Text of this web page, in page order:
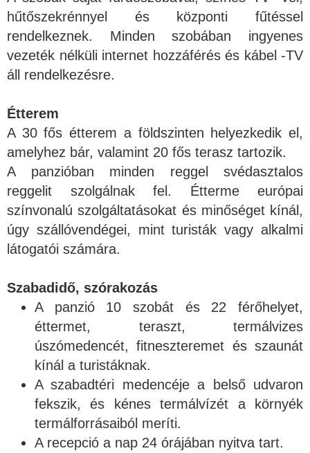
hűtőszekrénnyel és központi fűtéssel
rendelkeznek. Minden szobában ingyenes
vezeték nélküli internet hozzáférés és kábel -TV
áll rendelkezésre.
Étterem
A 30 fős étterem a földszinten helyezkedik el,
amelyhez bár, valamint 20 fős terasz tartozik.
A panzióban minden reggel svédasztalos
reggelit szolgálnak fel. Étterme európai
színvonalú szolgáltatásokat és minőséget kínál,
úgy szállóvendégei, mint turisták vagy alkalmi
látogatói számára.
Szabadidő, szórakozás
A panzió 10 szobát és 22 férőhelyet,
éttermet, teraszt, termálvizes
úszómedencét, fitneszteremet és szaunát
kínál a turistáknak.
A szabadtéri medencéje a belső udvaron
fekszik, és kénes termálvízét a környék
termálforrásaiból meríti.
A recepció a nap 24 órájában nyitva tart.